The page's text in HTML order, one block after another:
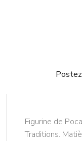
Figurine de
Traditions.